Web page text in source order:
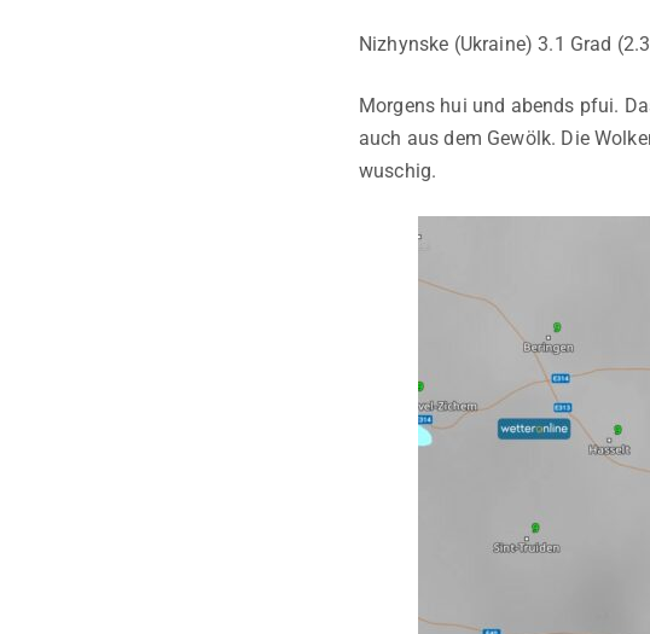
Nizhynske (Ukraine) 3.1 Grad
Morgens hui und abends pfui.
auch aus dem Gewölk. Die
wuschig.